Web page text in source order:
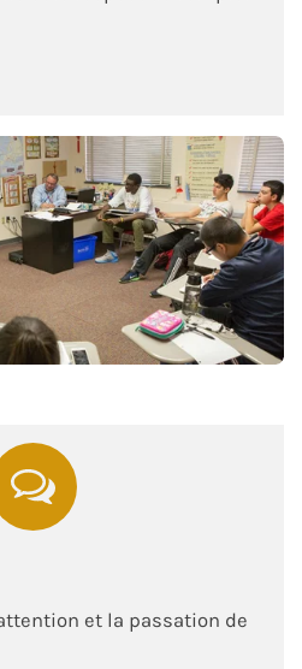
et la passation de